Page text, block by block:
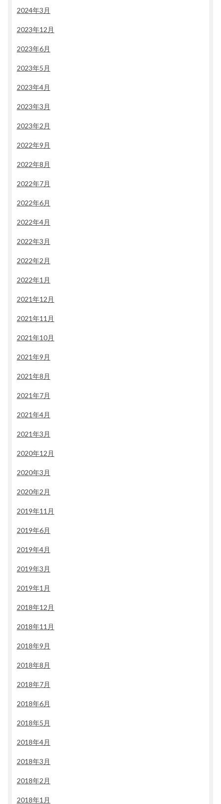
2024年3月
2023年12月
2023年6月
2023年5月
2023年4月
2023年3月
2023年2月
2022年9月
2022年8月
2022年7月
2022年6月
2022年4月
2022年3月
2022年2月
2022年1月
2021年12月
2021年11月
2021年10月
2021年9月
2021年8月
2021年7月
2021年4月
2021年3月
2020年12月
2020年3月
2020年2月
2019年11月
2019年6月
2019年4月
2019年3月
2019年1月
2018年12月
2018年11月
2018年9月
2018年8月
2018年7月
2018年6月
2018年5月
2018年4月
2018年3月
2018年2月
2018年1月